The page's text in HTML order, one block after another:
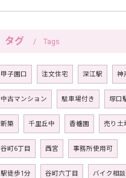
タグ Tags
甲子園口 注文住宅 深江駅 神
中古マンション 駐車場付き 塚口
新築 千里丘中 香櫨園 売り土
谷町6丁目 西宮 事務所使用可
駅徒歩1分 谷町六丁目 バイク相談